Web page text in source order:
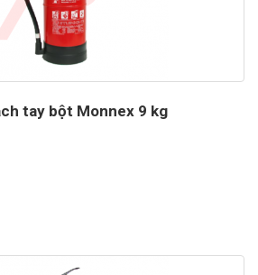
tay bột Monnex 9 kg